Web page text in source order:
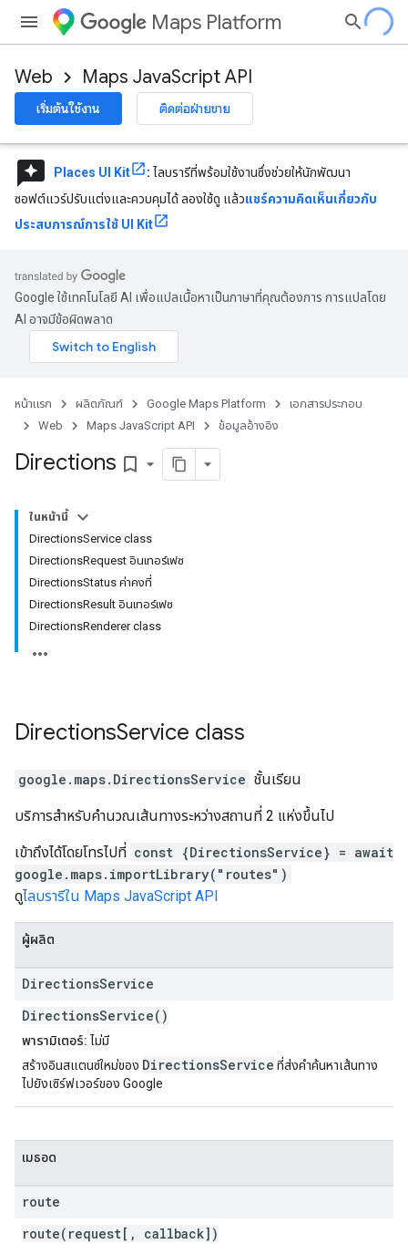
Maps Platform
Web Maps JavaScript API
เริ่มต้นใช้งาน ติดต่อฝ่ายขาย
reviews Places UI Kit : ไลบรารีที่พร้อมใช้งานซึ่งช่วยให้นักพัฒนา
ซอฟต์แวร์ปรับแต่งและควบคุมได้ ลองใช้ดู แล้วแชร์ความคิดเห็นเกี่ยวกับ
ประสบการณ์การใช้ UI Kit
Google ใช้เทคโนโลยี AI เพื่อแปลเนื้อหาเป็นภาษาที่คุณต้องการ การแปลโดย
AI อาจมีข้อผิดพลาด
หน้าแรก ผลิตภัณฑ์ Google Maps Platform
เอกสารประกอบ
Web
Maps JavaScript API ข้อมูลอ้างอิง
Directions bookmark_border
ในหน้านี้
DirectionsService class
DirectionsRequest อินเทอร์เฟซ
DirectionsStatus ค่าคงที่
DirectionsResult อินเทอร์เฟซ
DirectionsRenderer class
DirectionsService class
google.maps. DirectionsService ชั้นเรียน
บริการสำหรับคำนวณเส้นทางระหว่างสถานที่ 2 แห่งขึ้นไป
เข้าถึงได้โดยโทรไปที่ const {DirectionsService} = await
google.maps.importLibrary("routes")
ดูไลบรารีใน Maps JavaScript API
ผู้ผลิต
DirectionsService
DirectionsService()
พารามิเตอร์: ไม่มี
สร้างอินสแตนซ์ใหม่ของ DirectionsService ที่ส่งคำค้นหาเส้นทาง
ไปยังเซิร์ฟเวอร์ของ Google
เมธอด
route
route(request[, callback])